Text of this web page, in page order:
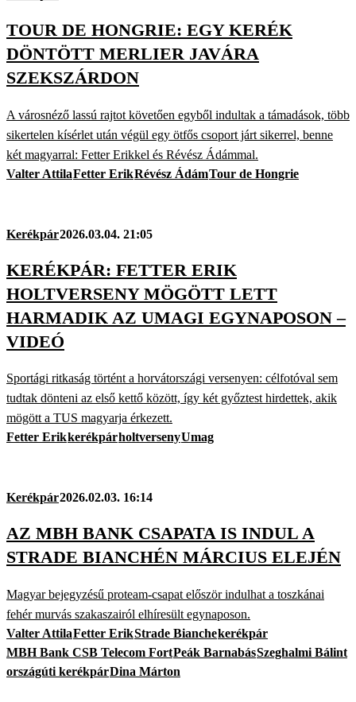
TOUR DE HONGRIE: EGY KERÉK
DÖNTÖTT MERLIER JAVÁRA
SZEKSZÁRDON
A városnéző lassú rajtot követően egyből indultak a támadások, több
sikertelen kísérlet után végül egy ötfős csoport járt sikerrel, benne
két magyarral: Fetter Erikkel és Révész Ádámmal.
Valter AttilaFetter ErikRévész ÁdámTour de Hongrie
Kerékpár2026.03.04. 21:05
KERÉKPÁR: FETTER ERIK
HOLTVERSENY MÖGÖTT LETT
HARMADIK AZ UMAGI EGYNAPOSON –
VIDEÓ
Sportági ritkaság történt a horvátországi versenyen: célfotóval sem
tudtak dönteni az első kettő között, így két győztest hirdettek, akik
mögött a TUS magyarja érkezett.
Fetter ErikkerékpárholtversenyUmag
Kerékpár2026.02.03. 16:14
AZ MBH BANK CSAPATA IS INDUL A
STRADE BIANCHÉN MÁRCIUS ELEJÉN
Magyar bejegyzésű proteam-csapat először indulhat a toszkánai
fehér murvás szakaszairól elhíresült egynaposon.
Valter AttilaFetter ErikStrade Bianchekerékpár
MBH Bank CSB Telecom FortPeák BarnabásSzeghalmi Bálint
országúti kerékpárDina Márton